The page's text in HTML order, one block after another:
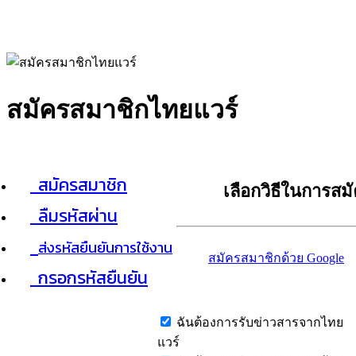
สมัครสมาชิกไทยแวร์
สมัครสมาชิก
ลืมรหัสผ่าน
ส่งรหัสยืนยันการใช้งาน
กรอกรหัสยืนยัน
เลือกวิธีในการส
สมัครสมาชิกด้วย Google
ฉันต้องการรับข่าวสารจากไทย
แวร์